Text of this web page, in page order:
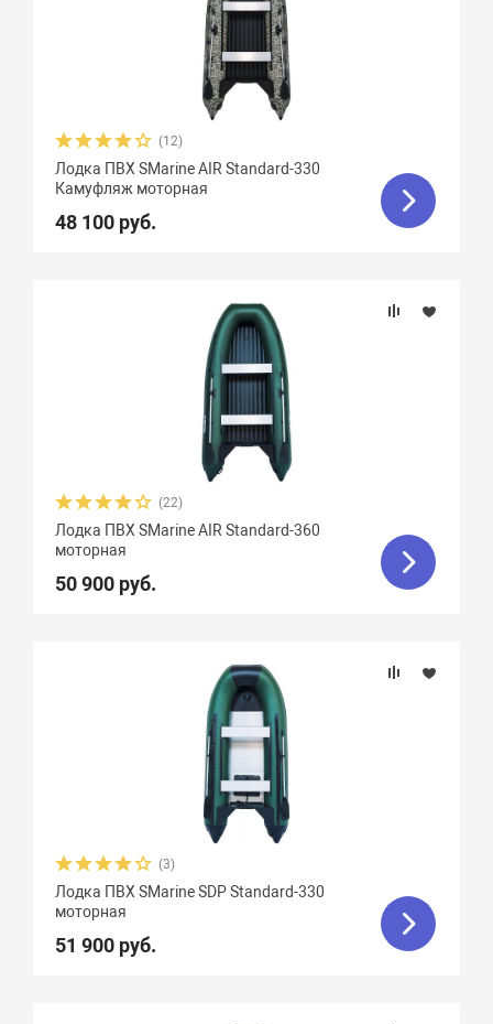
Плотность ткани, г/м2
Грузоподъемность
Пассажировместимость
Надувных отсеков
Максимальная мощность мотора, л.с.
Вес, кг
Вид транца
Крепление сидений
Количество сидений
(12)
Лодка ПВХ SMarine AIR Standard-330
Камуфляж моторная
48 100 руб.
(22)
Лодка ПВХ SMarine AIR Standard-360
моторная
50 900 руб.
(3)
Лодка ПВХ SMarine SDP Standard-330
моторная
51 900 руб.